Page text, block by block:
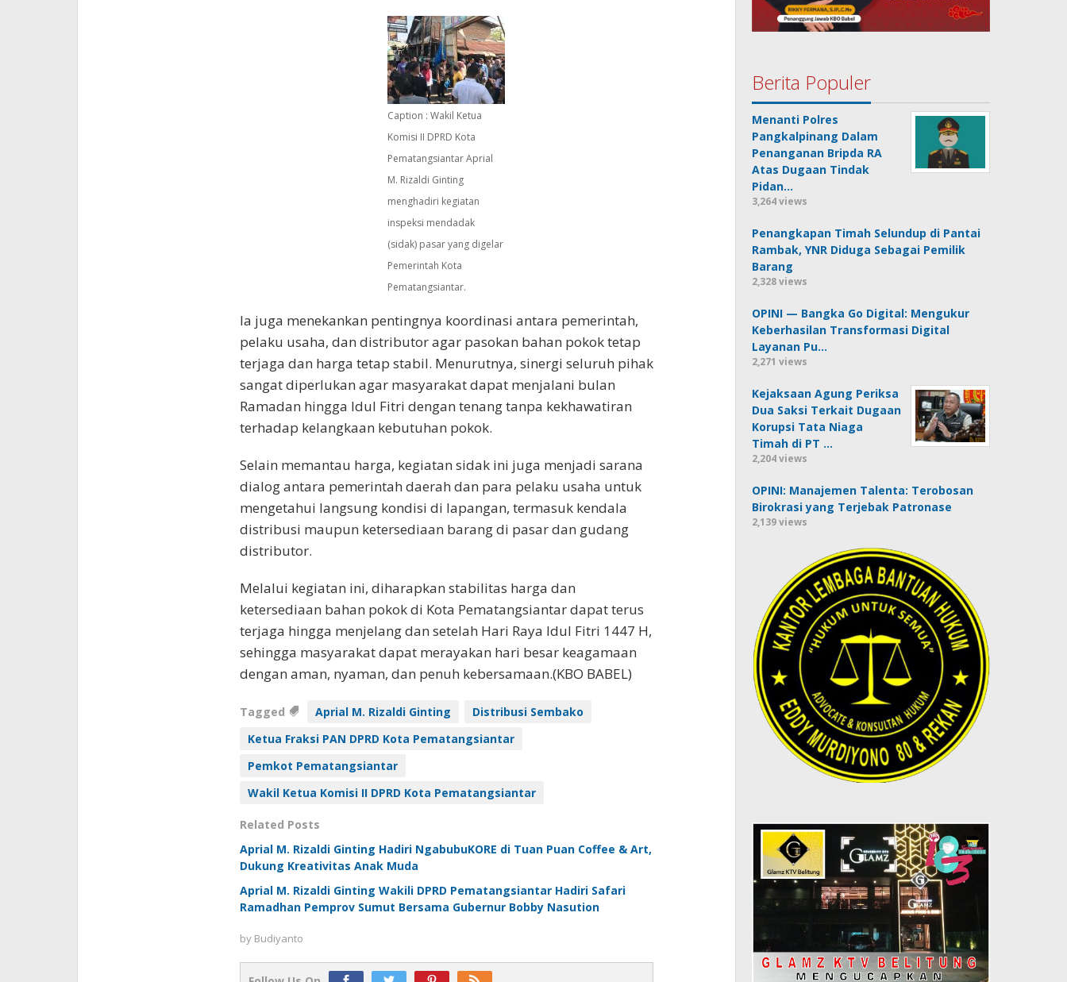
Caption : Wakil Ketua
Komisi II DPRD Kota
Pematangsiantar Aprial
M. Rizaldi Ginting
menghadiri kegiatan
inspeksi mendadak
(sidak) pasar yang digelar
Pemerintah Kota
Pematangsiantar.
Ia juga menekankan pentingnya koordinasi antara pemerintah,
pelaku usaha, dan distributor agar pasokan bahan pokok tetap
terjaga dan harga tetap stabil. Menurutnya, sinergi seluruh pihak
sangat diperlukan agar masyarakat dapat menjalani bulan
Ramadan hingga Idul Fitri dengan tenang tanpa kekhawatiran
terhadap kelangkaan kebutuhan pokok.
Selain memantau harga, kegiatan sidak ini juga menjadi sarana
dialog antara pemerintah daerah dan para pelaku usaha untuk
mengetahui langsung kondisi di lapangan, termasuk kendala
distribusi maupun ketersediaan barang di pasar dan gudang
distributor.
Melalui kegiatan ini, diharapkan stabilitas harga dan
ketersediaan bahan pokok di Kota Pematangsiantar dapat terus
terjaga hingga menjelang dan setelah Hari Raya Idul Fitri 1447 H,
sehingga masyarakat dapat merayakan hari besar keagamaan
dengan aman, nyaman, dan penuh kebersamaan.(KBO BABEL)
Tagged Aprial M. Rizaldi Ginting
Distribusi Sembako
Ketua Fraksi PAN DPRD Kota Pematangsiantar
Pemkot Pematangsiantar
Wakil Ketua Komisi II DPRD Kota Pematangsiantar
Related Posts
Aprial M. Rizaldi Ginting Hadiri NgabubuKORE di Tuan Puan Coffee & Art,
Dukung Kreativitas Anak Muda
Aprial M. Rizaldi Ginting Wakili DPRD Pematangsiantar Hadiri Safari
Ramadhan Pemprov Sumut Bersama Gubernur Bobby Nasution
by Budiyanto
Berita Populer
Menanti Polres
Pangkalpinang Dalam
Penanganan Bripda RA
Atas Dugaan Tindak
Pidan…
3,264 views
Penangkapan Timah Selundup di Pantai
Rambak, YNR Diduga Sebagai Pemilik
Barang
2,328 views
OPINI — Bangka Go Digital: Mengukur
Keberhasilan Transformasi Digital
Layanan Pu…
2,271 views
Kejaksaan Agung Periksa
Dua Saksi Terkait Dugaan
Korupsi Tata Niaga
Timah di PT …
2,204 views
OPINI: Manajemen Talenta: Terobosan
Birokrasi yang Terjebak Patronase
2,139 views